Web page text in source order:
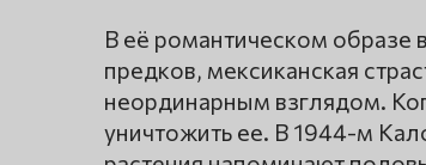
В её романтическом образе
предков, мексиканская
неординарным взглядом.
уничтожить ее. В 1944-м